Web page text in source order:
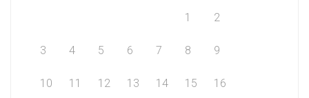
1
2
3 4 5 6 7 8 9
10 11 12 13 14 15 16